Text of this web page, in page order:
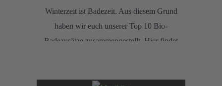
Winterzeit ist Badezeit. Aus diesem Grund
haben wir euch unserer Top 10 Bio-
Badezusätze zusammengestellt. Hier findet